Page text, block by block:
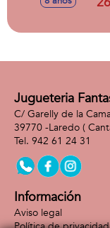
Jugueteria
C/ Garelly de la
39770 -Laredo (
942 61 24 31
Información
Aviso legal